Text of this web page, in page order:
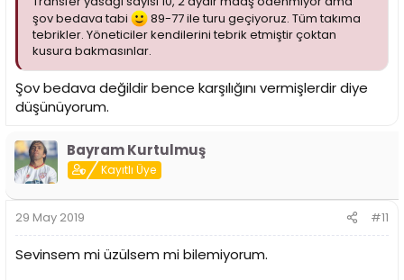
şov bedava tabi
89-77 ile turu geçiyoruz. Tüm takıma
tebrikler. Yöneticiler kendilerini tebrik etmiştir çoktan
kusura bakmasınlar.
Şov bedava değildir bence karşılığını vermişlerdir diye
düşünüyorum.
Bayram Kurtulmuş
Kayıtlı Üye
29 May 2019 #11
Sevinsem mi üzülsem mi bilemiyorum.